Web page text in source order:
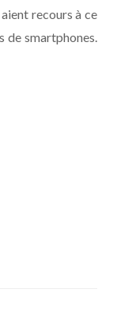
recours à ce
de smartphones.